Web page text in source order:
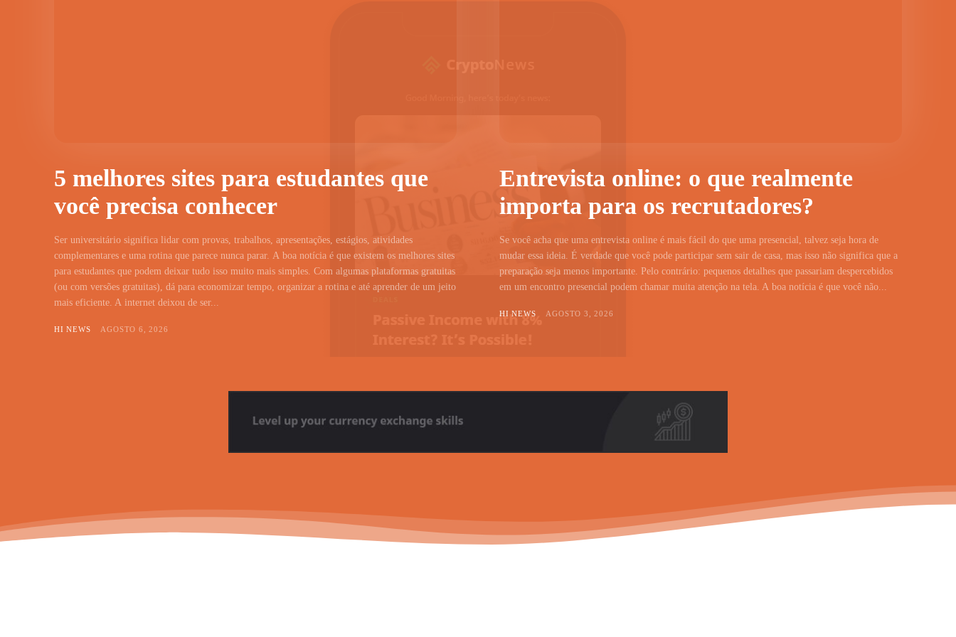
5 melhores sites para estudantes que
você precisa conhecer
Ser universitário significa lidar com provas, trabalhos, apresentações, estágios, atividades
complementares e uma rotina que parece nunca parar. A boa notícia é que existem os melhores sites
para estudantes que podem deixar tudo isso muito mais simples. Com algumas plataformas gratuitas
(ou com versões gratuitas), dá para economizar tempo, organizar a rotina e até aprender de um jeito
mais eficiente. A internet deixou de ser...
HI NEWS AGOSTO 6, 2026
Entrevista online: o que realmente
importa para os recrutadores?
Se você acha que uma entrevista online é mais fácil do que uma presencial, talvez seja hora de
mudar essa ideia. É verdade que você pode participar sem sair de casa, mas isso não significa que a
preparação seja menos importante. Pelo contrário: pequenos detalhes que passariam despercebidos
em um encontro presencial podem chamar muita atenção na tela. A boa notícia é que você não...
HI NEWS AGOSTO 3, 2026